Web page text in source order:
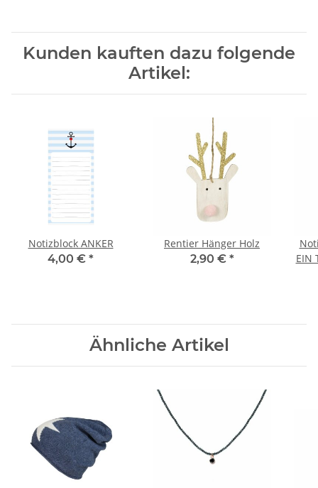
Kunden kauften dazu folgende
Artikel:
Notizblock ANKER
4,00 € *
Rentier Hänger Holz
2,90 € *
EIN
Ähnliche Artikel